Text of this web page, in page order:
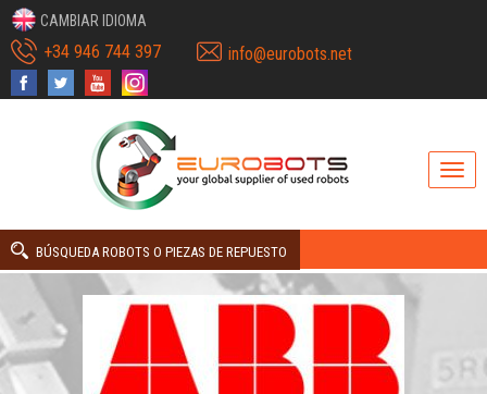
CAMBIAR IDIOMA
+34 946 744 397 info@eurobots.net
BÚSQUEDA ROBOTS O PIEZAS DE REPUESTO